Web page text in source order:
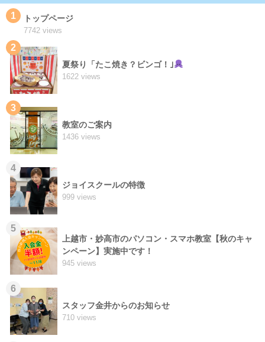
1 トップページ
7742 views
2
夏祭り「たこ焼き？ビンゴ！｣
1622 views
3
教室のご案内
1436 views
4
ジョイスクールの特徴
999 views
5
上越市・妙高市のパソコン・スマホ教室【秋のキャ
ンペーン】実施中です！
945 views
6
スタッフ金井からのお知らせ
710 views